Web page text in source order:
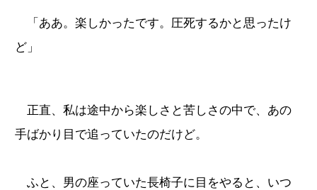
「ああ。楽しかったです。圧死するかと思ったけ
ど」
正直、私は途中から楽しさと苦しさの中で、あの
手ばかり目で追っていたのだけど。
ふと、男の座っていた長椅子に目をやると、いつ